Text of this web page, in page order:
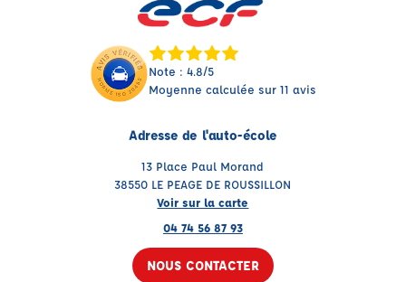
Note : 4.8/5
Moyenne calculée sur 11 avis
Adresse de l'auto-école
13 Place Paul Morand
38550 LE PEAGE DE ROUSSILLON
Voir sur la carte
04 74 56 87 93
NOUS CONTACTER